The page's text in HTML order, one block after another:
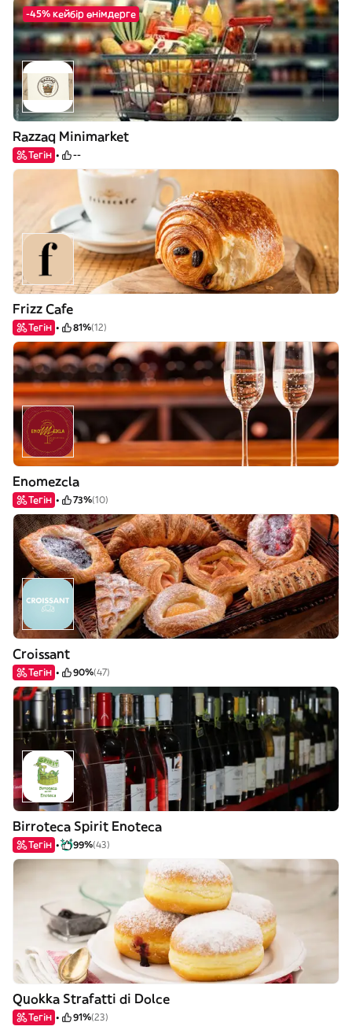
-45% кейбір өнімдерге
Razzaq Minimarket
Тегін --
Frizz Cafe
Тегін 81%(12)
Enomezcla
Тегін 73%(10)
Croissant
Тегін 90%(47)
Birroteca Spirit Enoteca
Тегін 99%(43)
Quokka Strafatti di Dolce
Тегін 91%(23)